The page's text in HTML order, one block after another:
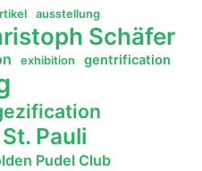
ausstellung
Schäfer
exhibition gentrification
Pauli
Pudel Club